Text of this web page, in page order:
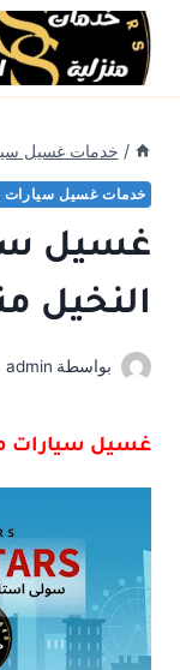
التجاوز
المحتوى
/ خدمات غسيل
خدمات غسيل سيارات
غسيل
النخيل
بواسطة admin
غسيل سيارات